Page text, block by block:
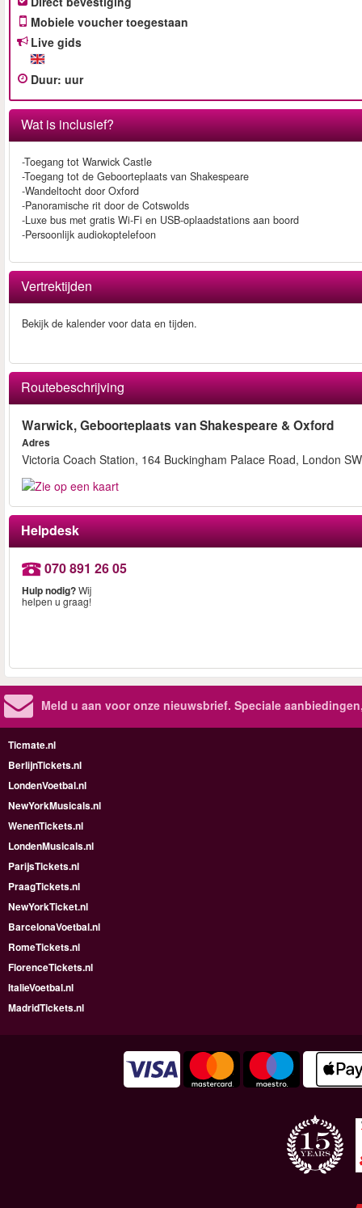
Mobiele voucher toegestaan
Live gids
Duur: uur
Wat is inclusief?
-Toegang tot Warwick Castle
-Toegang tot de Geboorteplaats van Shakespeare
-Wandeltocht door Oxford
-Panoramische rit door de Cotswolds
-Luxe bus met gratis Wi-Fi en USB-oplaadstations aan boord
-Persoonlijk audiokoptelefoon
Vertrektijden
Bekijk de kalender voor data en tijden.
Routebeschrijving
Warwick, Geboorteplaats van Shakespeare & Oxford
Adres
Victoria Coach Station, 164 Buckingham Palace Road, London
Helpdesk
070 891 26 05
Hulp nodig?Wij
helpen u graag!
Meld u aan voor onze nieuwsbrief. Speciale
Ticmate.nl
BerlijnTickets.nl
LondenVoetbal.nl
NewYorkMusicals.nl
WenenTickets.nl
LondenMusicals.nl
ParijsTickets.nl
PraagTickets.nl
NewYorkTicket.nl
BarcelonaVoetbal.nl
RomeTickets.nl
FlorenceTickets.nl
ItalieVoetbal.nl
MadridTickets.nl